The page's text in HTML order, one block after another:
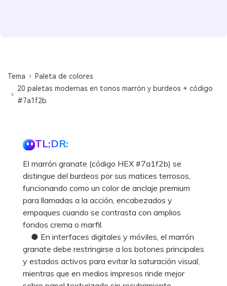
Tema
Paleta de colores
20 paletas modernas en tonos marrón y burdeos + código
#7a1f2b
TL;DR:
El marrón granate (código HEX #7a1f2b) se
distingue del burdeos por sus matices terrosos,
funcionando como un color de anclaje premium
para llamadas a la acción, encabezados y
empaques cuando se contrasta con amplios
fondos crema o marfil.
● En interfaces digitales y móviles, el marrón
granate debe restringirse a los botones principales
y estados activos para evitar la saturación visual,
mientras que en medios impresos rinde mejor